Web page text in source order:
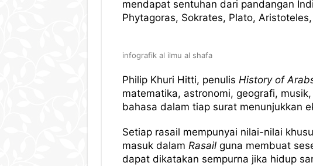
mendapat sentuhan dari pandangan
Phytagoras, Sokrates, Plato,
infografik al ilmu al shafa
Philip Khuri Hitti, penulis History of
matematika, astronomi, geografi,
bahasa dalam tiap surat menunjukkan
Setiap rasail mempunyai nilai-nilai
masuk dalam Rasailguna membuat
dapat dikatakan sempurna jika hidup